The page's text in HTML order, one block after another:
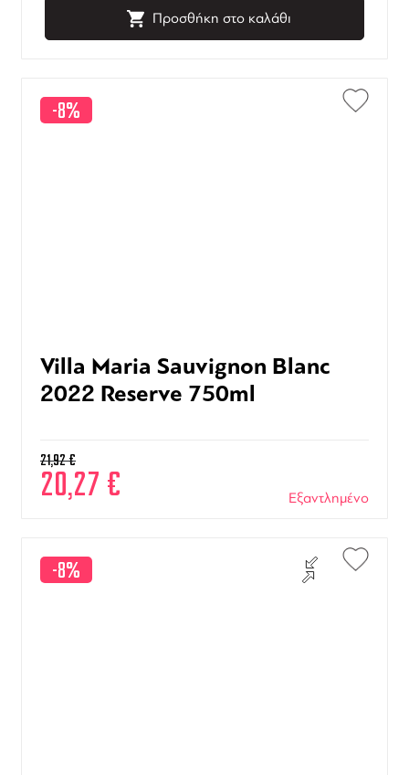
Προσθήκη στο καλάθι
-8%
Villa Maria Sauvignon Blanc
2022 Reserve 750ml
21,92€
20,27 € Εξαντλημένο
-8%